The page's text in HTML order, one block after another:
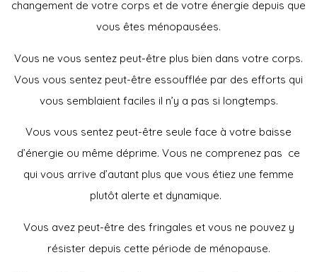
changement de votre corps et de votre énergie depuis que
vous êtes ménopausées.
Vous ne vous sentez peut-être plus bien dans votre corps.
Vous vous sentez peut-être essoufflée par des efforts qui
vous semblaient faciles il n’y a pas si longtemps.
Vous vous sentez peut-être seule face à votre baisse
d’énergie ou même déprime. Vous ne comprenez pas ce
qui vous arrive d’autant plus que vous étiez une femme
plutôt alerte et dynamique.
Vous avez peut-être des fringales et vous ne pouvez y
résister depuis cette période de ménopause.